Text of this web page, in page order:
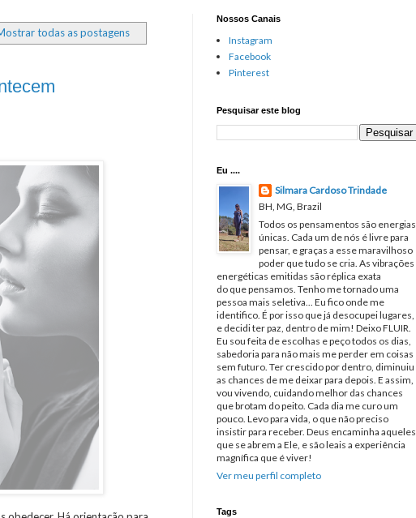
todas as postagens
Nossos Canais
Instagram
Facebook
Pinterest
Pesquisar este blog
Eu ....
Silmara Cardoso Trindade
BH, MG, Brazil
Todos os pensamentos são energias
únicas. Cada um de nós é livre para
pensar, e graças a esse maravilhoso
poder que tudo se cria. As vibrações
energéticas emitidas são réplica exata
do que pensamos. Tenho me tornado uma
pessoa mais seletiva... Eu fico onde me
identifico. É por isso que já desocupei lugares,
e decidi ter paz, dentro de mim! Deixo FLUIR.
Eu sou feita de escolhas e peço todos os dias,
sabedoria para não mais me perder em coisas
sem futuro. Ter crescido por dentro, diminuiu
as chances de me deixar para depois. E assim,
vou vivendo, cuidando melhor das chances
que brotam do peito. Cada dia me curo um
pouco. Levo para vida, o que não preciso
insistir para receber. Deus encaminha aqueles
que se abrem a Ele, e são leais a experiência
magnífica que é viver!
Ver meu perfil completo
Tags